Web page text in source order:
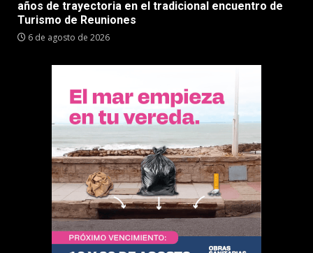
años de trayectoria en el tradicional encuentro de
Turismo de Reuniones
6 de agosto de 2026